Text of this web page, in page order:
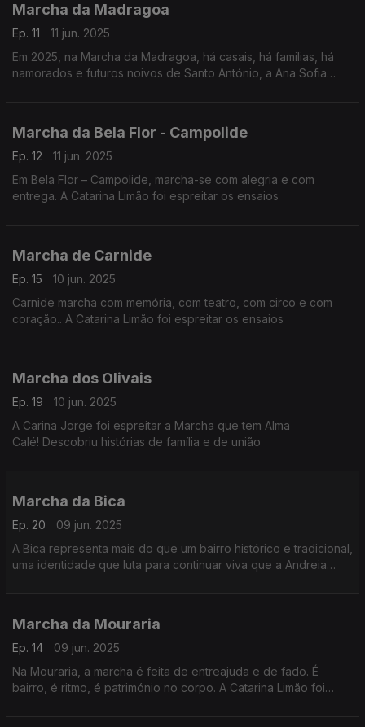
Marcha da Madragoa
Ep. 11
11 jun. 2025
Em 2025, na Marcha da Madragoa, há casais, há familias, há
namorados e futuros noivos de Santo António, a Ana Sofia
Marcha da Bela Flor - Campolide
Ep. 12
11 jun. 2025
Em Bela Flor – Campolide, marcha-se com alegria e com
entrega. A Catarina Limão foi espreitar os ensaios
Marcha de Carnide
Ep. 15
10 jun. 2025
Carnide marcha com memória, com teatro, com circo e com
coração.. A Catarina Limão foi espreitar os ensaios
Marcha dos Olivais
Ep. 19
10 jun. 2025
A Carina Jorge foi espreitar a Marcha que tem Alma
Calé! Descobriu histórias de família e de união
Marcha da Bica
Ep. 20
09 jun. 2025
A Bica representa mais do que um bairro histórico e tradicional,
uma identidade que luta para continuar viva que a Andreia
Marcha da Mouraria
Ep. 14
09 jun. 2025
Na Mouraria, a marcha é feita de entreajuda e de fado. É
bairro, é ritmo, é património no corpo. A Catarina Limão foi